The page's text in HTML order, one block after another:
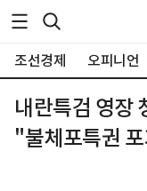
조선경제 오피니언
내란특검 영장
"불체포특권